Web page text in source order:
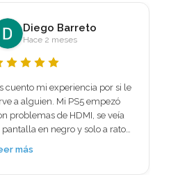
marleni melendez
Hace 5 meses
El mejor sitio para reparar
15 Plus – Reparación
y profesional
un sitio
en reparación de
más